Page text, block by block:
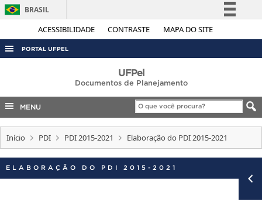
ACESSIBILIDADE CONTRASTE MAPA DO SITE
BRASIL
Simplifique!
Acesso à informação
Legislação
Canais
PORTAL UFPEL
COBALTO
CONCURSOS
EDITAIS
INTERNACIONAL
UFPel
Documentos de Planejamento
MENU
Início PDI PDI 2015-2021 Elaboração do PDI 2015-2021
ELABORAÇÃO DO PDI 2015-2021